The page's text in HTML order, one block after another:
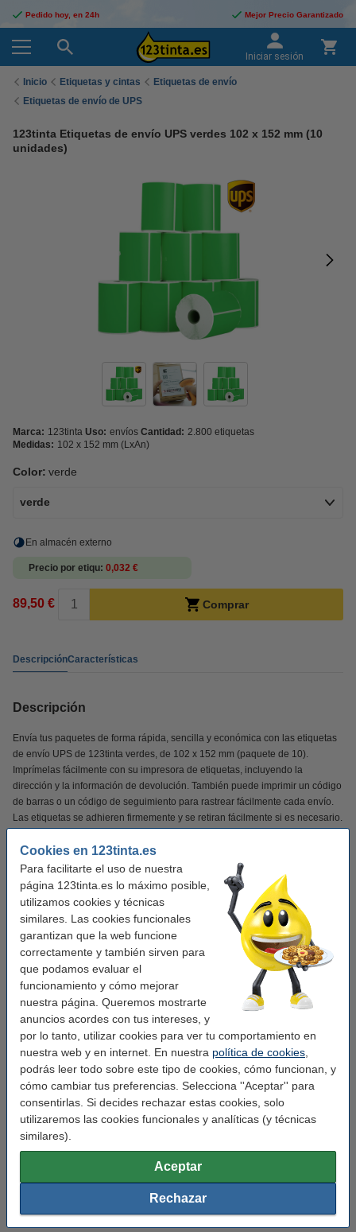
Cookies en 123tinta.es
Para facilitarte el uso de nuestra
página 123tinta.es lo máximo posible,
utilizamos cookies y técnicas
similares. Las cookies funcionales
garantizan que la web funcione
correctamente y también sirven para
que podamos evaluar el
funcionamiento y cómo mejorar
nuestra página. Queremos mostrarte
anuncios acordes con tus intereses, y
por lo tanto, utilizar cookies para ver tu comportamiento en
nuestra web y en internet. En nuestra política de cookies
podrás leer todo sobre este tipo de cookies, cómo funcionan, y
cómo cambiar tus preferencias. Selecciona ''Aceptar'' para
consentirlas. Si decides rechazar estas cookies, solo
utilizaremos las cookies funcionales y analíticas (y técnicas
similares).
Aceptar
Rechazar
Pedido hoy, en 24h Mejor Precio Garantizado
Iniciar sesión
Inicio Etiquetas y cintas
Etiquetas de envío
Etiquetas de envío de UPS
123tinta Etiquetas de envío UPS verdes 102 x 152 mm (10
unidades)
Marca: 123tinta Uso: envíos Cantidad: 2.800 etiquetas
Medidas: 102 x 152 mm (LxAn)
Color: verde
verde
En almacén externo
Precio por etiqu 0,032 €
89,50 € Comprar
DescripciónCaracterísticas
Descripción
Envía tus paquetes de forma rápida, sencilla y económica con las etiquetas
de envío UPS de 123tinta verdes, de 102 x 152 mm (paquete de 10).
Imprímelas fácilmente con su impresora de etiquetas, incluyendo la
dirección y la información de devolución. También puede imprimir un código
de barras o un código de seguimiento para rastrear fácilmente cada envío.
Las etiquetas se adhieren firmemente y se retiran fácilmente si es necesario.
embalaje.
Las etiquetas de envío 123tinta son ideales para etiquetar paquetes y
sobres para UPS. De esta manera, cada envío luce profesional.
¡Verás la diferencia en tu cartera!
✔Calidad superior
✔Mucho más asequible
100% de garantía
Características
Marca: 123tinta
Uso:
2.800 etiquetas
Medidas: 102 x 152 mm (LxAn)
Cantidad: 10 rollo